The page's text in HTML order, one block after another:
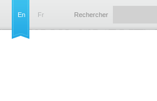
En Fr Rechercher